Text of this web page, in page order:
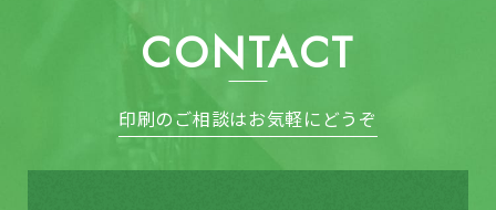
CONTACT
印刷のご相談はお気軽にどうぞ